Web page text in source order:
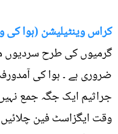
کراس وینٹیلیشن (ہوا کی
گرمیوں کی طرح سردیوں
ضروری ہے ۔ ہوا کی
جراثیم ایک جگہ جمع نہیں
وقت ایگزاسٹ فین